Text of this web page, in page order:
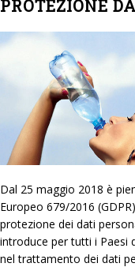
PROTEZIONE
Dal 25 maggio 2018 è
Europeo 679/2016
protezione dei dati
introduce per tutti i Paesi
nel trattamento dei dati